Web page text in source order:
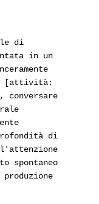
di
in un
[attività:
conversare
di
spontaneo